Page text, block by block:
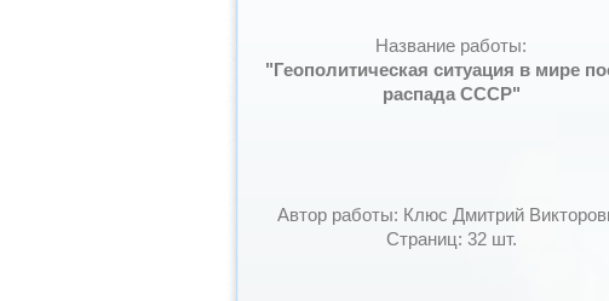
Название работы:
"Геополитическая ситуация в мире
распада СССР"
Автор работы: Клюс Дмитрий
Страниц: 32 шт.